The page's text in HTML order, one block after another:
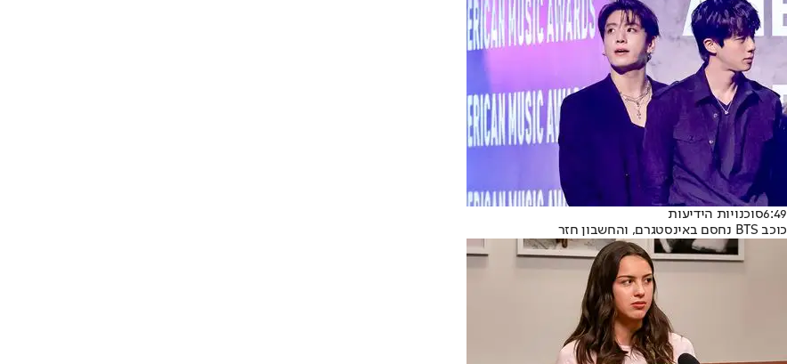
6:49סוכנויות הידיעות
כוכב BTS נחסם באינסטגרם, והחשבון חזר